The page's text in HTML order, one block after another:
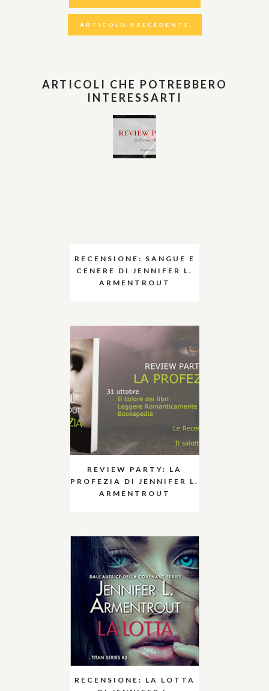
ARTICOLO PRECEDENTE
ARTICOLI CHE POTREBBERO
INTERESSARTI
RECENSIONE: SANGUE E
CENERE DI JENNIFER L.
ARMENTROUT
REVIEW PARTY: LA
PROFEZIA DI JENNIFER L.
ARMENTROUT
RECENSIONE: LA LOTTA